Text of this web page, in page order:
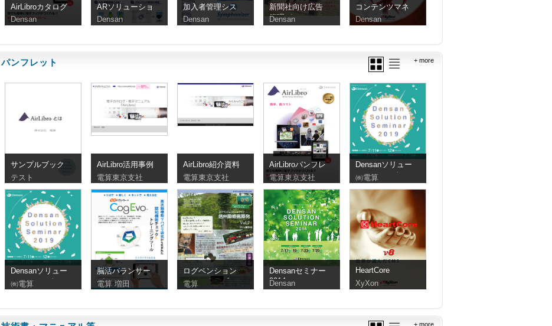
AirLibroカタログ
Densan
ARソリューショ
ン
Densan
加入者管理シス
テム
「Symphonizer」
Densan
新聞社向け広告
管理パッケージ
Densan
コンテンツマネ
ジメントシステ
ム（CMS）
Densan
パンフレット + more
サンプルブック
テスト
AirLibro活用事例
電算東京支社
AirLibro紹介資料
電算東京支社
AirLibroパンフレ
ット
電算東京支社
Densanソリュー
ションセミナー
2019
㈱電算
Densanソリュー
ションセミナー
2019
㈱電算
脳活バランサー
パンフレット
電算 増田
ログペンション
セシルクラブ
電算
Densanセミナー
2014
Densan
HeartCore
XyXon
+ more